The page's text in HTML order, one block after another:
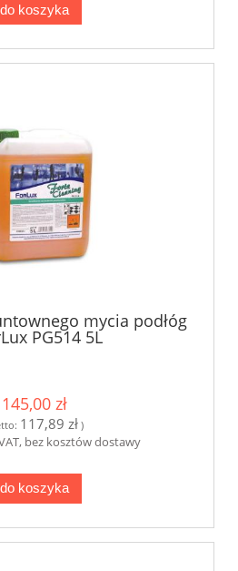
do koszyka
mycia podłóg
PG514 5L
145,00 zł
117,89 zł)
bez kosztów dostawy
do koszyka